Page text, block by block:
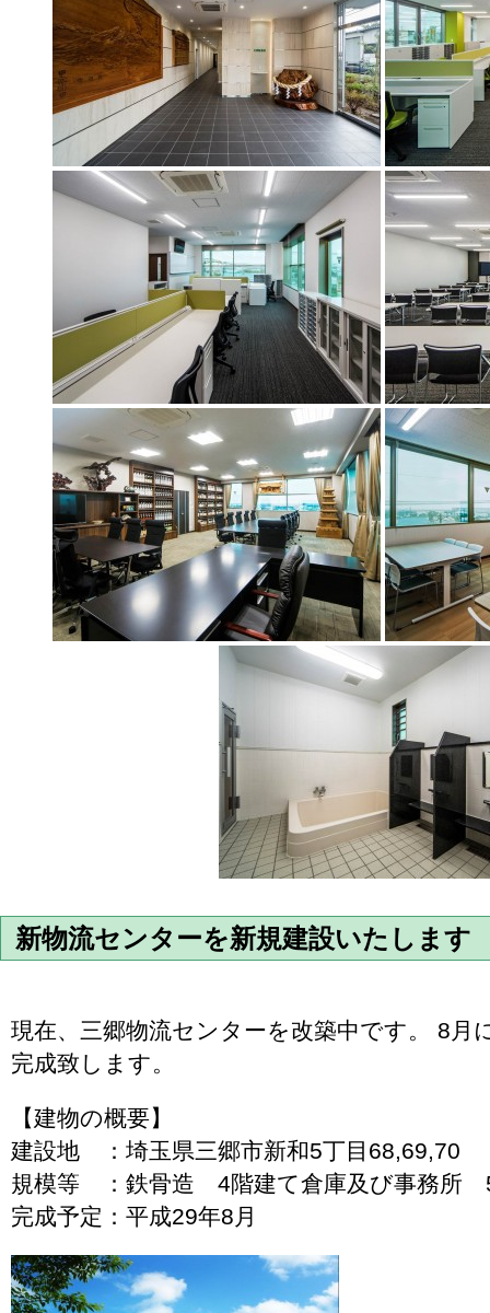
新物流センターを新規建設いたします
現在、三郷物流センターを改築中です。 8月
完成致します。
【建物の概要】
建設地 ：埼玉県三郷市新和5丁目68,69,70
規模等 ：鉄骨造 4階建て倉庫及び事務所
完成予定：平成29年8月